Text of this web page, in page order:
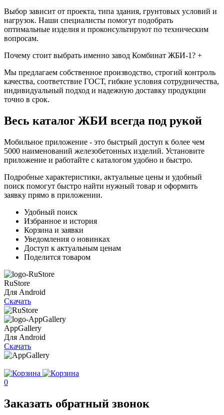
Выбор зависит от проекта, типа здания, грунтовых условий и
нагрузок. Наши специалисты помогут подобрать
оптимальные изделия и проконсультируют по техническим
вопросам.
Почему стоит выбрать именно завод Комбинат ЖБИ-1? +
Мы предлагаем собственное производство, строгий контроль
качества, соответствие ГОСТ, гибкие условия сотрудничества,
индивидуальный подход и надежную доставку продукции
точно в срок.
Весь каталог ЖБИ всегда под рукой
Мобильное приложение - это быстрый доступ к более чем
5000 наименований железобетонных изделий. Установите
приложение и работайте с каталогом удобно и быстро.
Подробные характеристики, актуальные цены и удобный
поиск помогут быстро найти нужный товар и оформить
заявку прямо в приложении.
Удобный поиск
Избранное и история
Корзина и заявки
Уведомления о новинках
Доступ к актуальным ценам
Поделится товаром
RuStore
Для Android
Скачать
AppGallery
Для Android
Скачать
0
Заказать обратный звонок